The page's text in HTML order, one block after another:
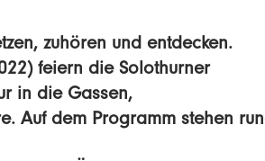
zuhören und entdecken.
feiern die Solothurner
in die Gassen,
Auf dem Programm stehen